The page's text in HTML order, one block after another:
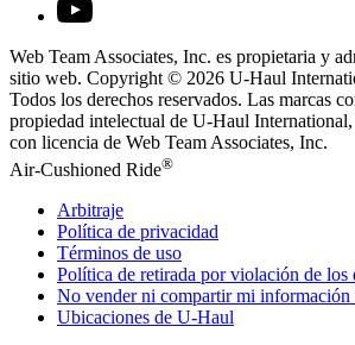
Web Team Associates, Inc. es propietaria y
sitio web. Copyright © 2026 U-Haul
Todos los derechos reservados. Las marcas
propiedad intelectual de U-Haul
con licencia de Web Team Associates, Inc.
Air-Cushioned Ride®
Arbitraje
Política de privacidad
Términos de uso
Política de retirada por violación de los
No vender ni compartir mi información
Ubicaciones de U-Haul